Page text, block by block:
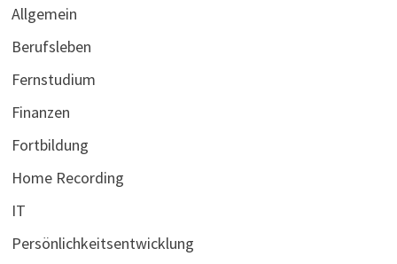
Allgemein
Berufsleben
Fernstudium
Finanzen
Fortbildung
Home Recording
IT
Persönlichkeitsentwicklung